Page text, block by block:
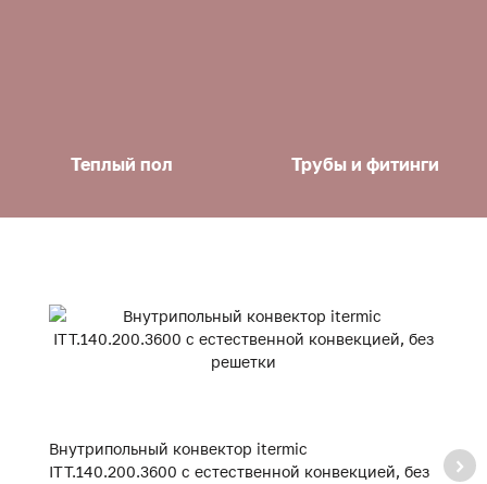
Теплый пол Трубы и фитинги
Внутрипольный конвектор itermic
ITT.140.200.3600 с естественной конвекцией, без